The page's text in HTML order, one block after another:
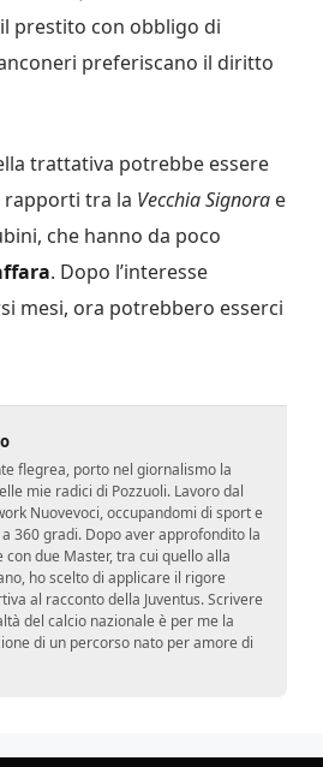
prestito con obbligo di
preferiscano il diritto
trattativa potrebbe essere
rapporti tra la Vecchia Signora e
che hanno da poco
. Dopo l’interesse
mesi, ora potrebbero esserci
flegrea, porto nel giornalismo la
mie radici di Pozzuoli. Lavoro dal
Nuovevoci, occupandomi di sport e
360 gradi. Dopo aver approfondito la
con due Master, tra cui quello alla
ho scelto di applicare il rigore
al racconto della Juventus. Scrivere
del calcio nazionale è per me la
di un percorso nato per amore di